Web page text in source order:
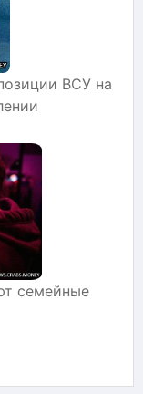
ВСУ на
семейные